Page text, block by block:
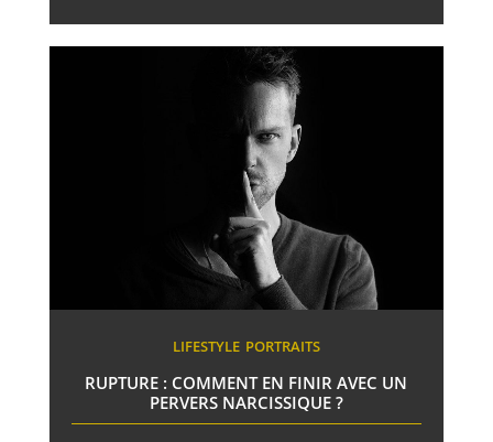
LIFESTYLE PORTRAITS
RUPTURE : COMMENT EN FINIR AVEC UN
PERVERS NARCISSIQUE ?